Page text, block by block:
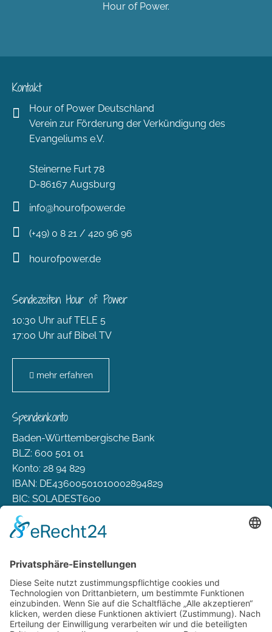
Hour of Power.
Kontakt
Hour of Power Deutschland
Verein zur Förderung der Verkündigung des
Evangeliums e.V.
Steinerne Furt 78
D-86167 Augsburg
info@hourofpower.de
(+49) 0 8 21 / 420 96 96
hourofpower.de
Sendezeiten Hour of Power
10:30 Uhr auf TELE 5
17:00 Uhr auf Bibel TV
mehr erfahren
Spendenkonto
Baden-Württembergische Bank
BLZ: 600 501 01
Konto: 28 94 829
IBAN: DE43600501010002894829
BIC: SOLADEST600
Rechtliches
Versand & Lieferung
Widerrufsbelehrung
AGB
Datenschutz